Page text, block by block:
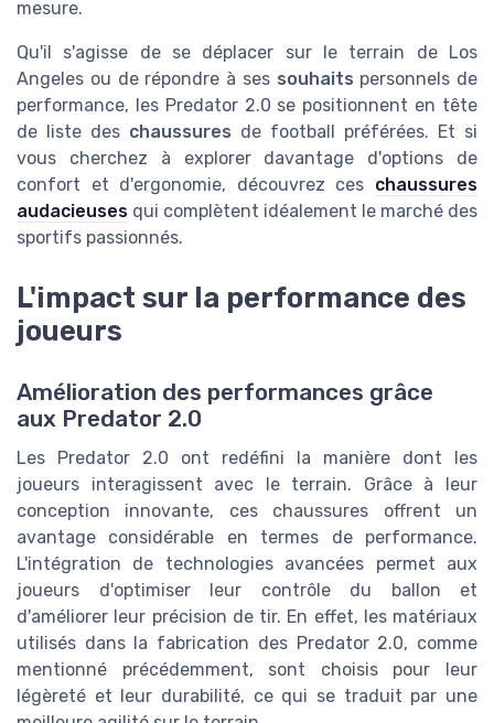
mesure.
Qu'il s'agisse de se déplacer sur le terrain de Los
Angeles ou de répondre à ses souhaits personnels de
performance, les Predator 2.0 se positionnent en tête
de liste des chaussures de football préférées. Et si
vous cherchez à explorer davantage d'options de
confort et d'ergonomie, découvrez ces chaussures
audacieuses qui complètent idéalement le marché des
sportifs passionnés.
L'impact sur la performance des
joueurs
Amélioration des performances grâce
aux Predator 2.0
Les Predator 2.0 ont redéfini la manière dont les
joueurs interagissent avec le terrain. Grâce à leur
conception innovante, ces chaussures offrent un
avantage considérable en termes de performance.
L'intégration de technologies avancées permet aux
joueurs d'optimiser leur contrôle du ballon et
d'améliorer leur précision de tir. En effet, les matériaux
utilisés dans la fabrication des Predator 2.0, comme
mentionné précédemment, sont choisis pour leur
légèreté et leur durabilité, ce qui se traduit par une